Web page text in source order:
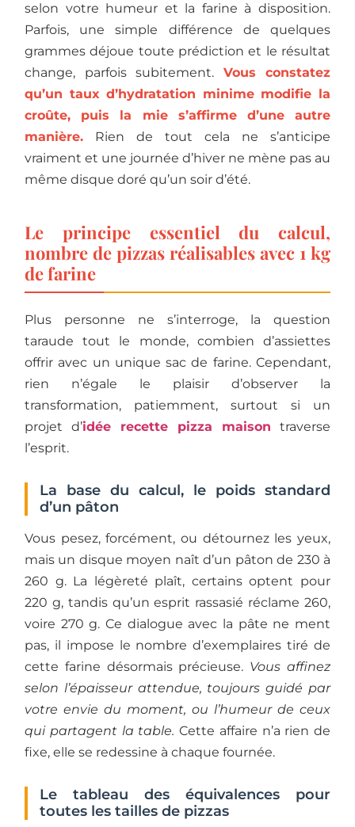
selon votre humeur et la farine à disposition.
Parfois, une simple différence de quelques
grammes déjoue toute prédiction et le résultat
change, parfois subitement. Vous constatez
qu’un taux d’hydratation minime modifie la
croûte, puis la mie s’affirme d’une autre
manière. Rien de tout cela ne s’anticipe
vraiment et une journée d’hiver ne mène pas au
même disque doré qu’un soir d’été.
Le principe essentiel du calcul,
nombre de pizzas réalisables avec 1 kg
de farine
Plus personne ne s’interroge, la question
taraude tout le monde, combien d’assiettes
offrir avec un unique sac de farine. Cependant,
rien n’égale le plaisir d’observer la
transformation, patiemment, surtout si un
projet d’idée recette pizza maison traverse
l’esprit.
La base du calcul, le poids standard
d’un pâton
Vous pesez, forcément, ou détournez les yeux,
mais un disque moyen naît d’un pâton de 230 à
260 g. La légèreté plaît, certains optent pour
220 g, tandis qu’un esprit rassasié réclame 260,
voire 270 g. Ce dialogue avec la pâte ne ment
pas, il impose le nombre d’exemplaires tiré de
cette farine désormais précieuse. Vous affinez
selon l’épaisseur attendue, toujours guidé par
votre envie du moment, ou l’humeur de ceux
qui partagent la table. Cette affaire n’a rien de
fixe, elle se redessine à chaque fournée.
Le tableau des équivalences pour
toutes les tailles de pizzas